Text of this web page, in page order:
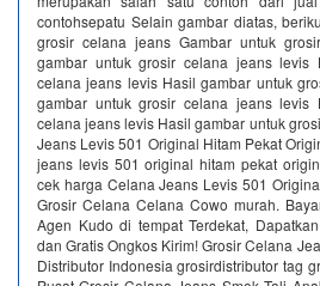
contohsepatu Selain gambar diatas,
grosir celana jeans Gambar untuk
gambar untuk grosir celana jeans levis
celana jeans levis Hasil gambar untuk
gambar untuk grosir celana jeans levis
celana jeans levis Hasil gambar untuk
Jeans Levis 501 Original Hitam Pekat
jeans levis 501 original hitam pekat
cek harga Celana Jeans Levis 501
Grosir Celana Celana Cowo murah.
Agen Kudo di tempat Terdekat,
dan Gratis Ongkos Kirim! Grosir Celana
Distributor Indonesia grosirdistributor tag